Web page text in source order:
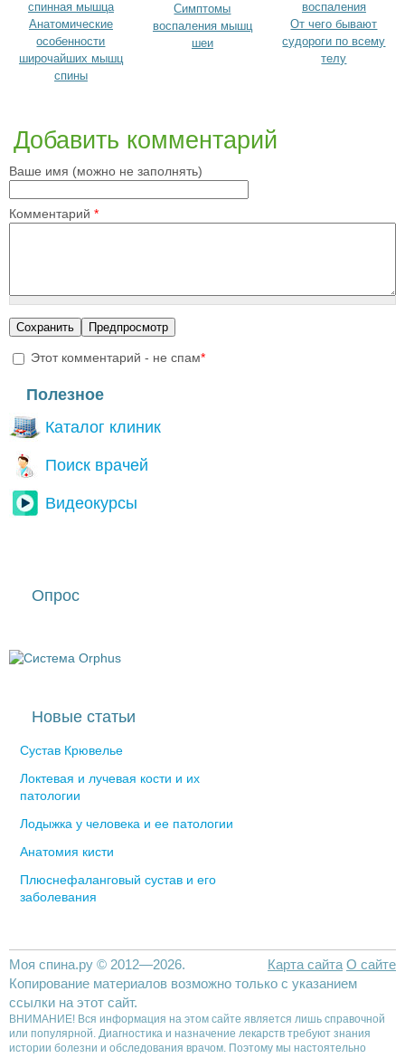
Анатомические
особенности
широчайших мышц
спины
Симптомы
воспаления мышц
шеи
От чего бывают
судороги по всему
телу
Добавить комментарий
Ваше имя (можно не заполнять)
Комментарий *
Этот комментарий - не спам*
Полезное
Каталог клиник
Поиск врачей
Видеокурсы
Опрос
Новые статьи
Сустав Крювелье
Локтевая и лучевая кости и их
патологии
Лодыжка у человека и ее патологии
Анатомия кисти
Плюснефаланговый сустав и его
заболевания
Карта сайта О сайте
Моя спина.ру © 2012—2026.
Копирование материалов возможно только с указанием
ссылки на этот сайт.
ВНИМАНИЕ! Вся информация на этом сайте является лишь справочной
или популярной. Диагностика и назначение лекарств требуют знания
истории болезни и обследования врачом. Поэтому мы настоятельно